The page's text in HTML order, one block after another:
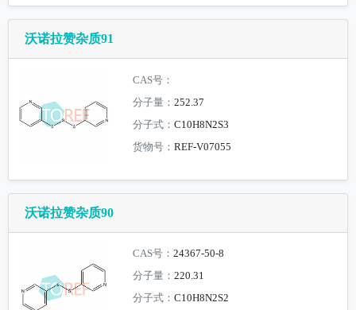
沃诺拉赞杂质91
CAS号：
分子量：252.37
分子式：C10H8N2S3
货物号：REF-V07055
沃诺拉赞杂质90
CAS号：24367-50-8
分子量：220.31
分子式：C10H8N2S2